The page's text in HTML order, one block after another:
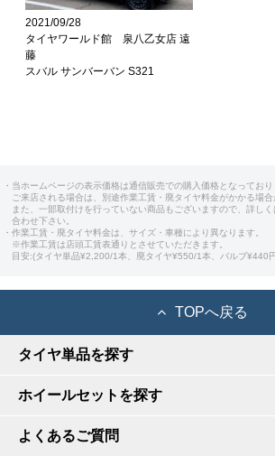
2021/09/28
タイヤワールド館 泉八乙女店 遠
藤
スバル サンバーバン S321
・当ホームページの表示価格は通信販売での購入価格となっており
ご来店される場合は、別途作業工賃・廃タイヤ料金がかかる場合
また、一部取付けを行っていない商品もございますので、詳し
合わせ下さい。
・作業工賃・廃タイヤ料金は、サイズ・車種により異なります。
※作業工賃は店頭工賃表通りとさせていただきます。
目安:(タイヤ単品¥2,200/1本、廃タイヤ¥550/1本、バルブ¥440
TOPへ戻る
タイヤ単品を探す
ホイールセットを探す
よくあるご質問